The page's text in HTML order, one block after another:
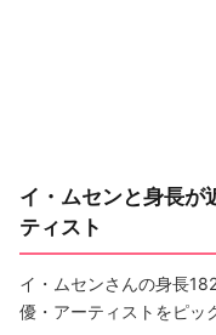
イ・ムセンと身長が
ティスト
イ・ムセンさんの身長
優・アーティストをピッ